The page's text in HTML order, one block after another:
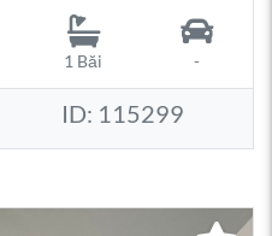
1 Băi -
ID: 115299